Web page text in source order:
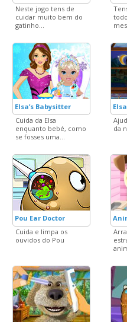
Neste jogo tens de
cuidar muito bem do
gatinho...
Elsa’s Babysitter
Cuida da Elsa
enquanto bebé, como
se fosses uma...
da
Pou Ear Doctor
Cuida e limpa os
ouvidos do Pou